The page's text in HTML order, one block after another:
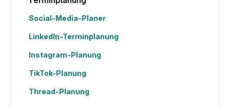
Social-Media-Planer
LinkedIn-Terminplanung
Instagram-Planung
TikTok-Planung
Thread-Planung